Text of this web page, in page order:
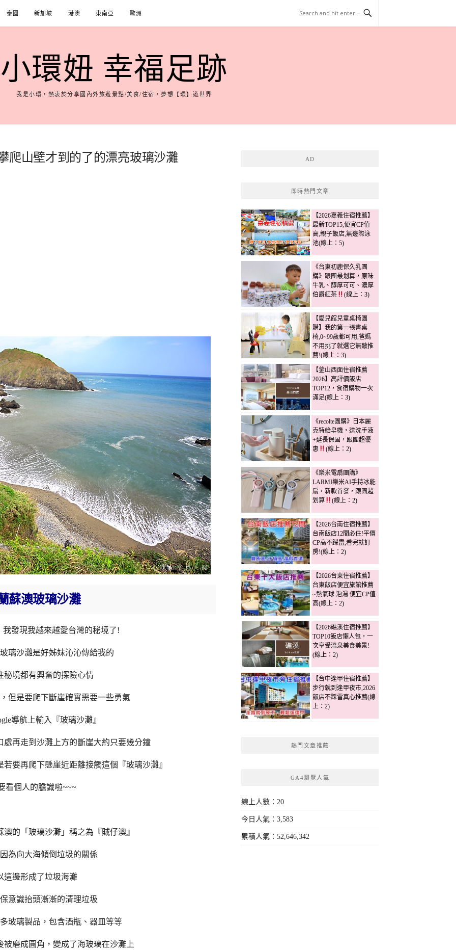
泰國 新加坡 港澳 東南亞 歐洲
小環妞 幸福足跡
我是小環，熱衷於分享國內外旅遊景點/美食/住宿，夢想【環】遊世界
爬山壁才到的了的漂亮玻璃沙灘
蘇澳玻璃沙灘
我發現我越來越愛台灣的秘境了!
璃沙灘是好姊妹沁沁傳給我的
秘境都有興奮的探險心情
但是要爬下斷崖確實需要一些勇氣
導航上輸入『玻璃沙灘』
處再走到沙灘上方的斷崖大約只要幾分鐘
要再爬下懸崖近距離接觸這個『玻璃沙灘』
看個人的膽識啦~~~
的「玻璃沙灘」稱之為『賊仔澳』
為向大海傾倒垃圾的關係
這邊形成了垃圾海灘
意識抬頭漸漸的清理垃圾
玻璃製品，包含酒瓶、器皿等等
被磨成圓角，變成了海玻璃在沙灘上
AD
即時熱門文章
【2026嘉義住宿推薦】
最新TOP15,便宜CP值
高,親子飯店,無邊際泳
池(線上：5)
《台東初鹿保久乳團
購》跟團最划算，原味
牛乳、醇厚可可、濃厚
伯爵紅茶
(線上：3)
【愛兒館兒童桌椅團
購】我的第一張書桌
椅,0~99歲都可用,爸媽
不用挑了就選它無敵推
薦!(線上：3)
【釜山西面住宿推薦
2026】高評價飯店
TOP12，食宿購物一次
滿足(線上：3)
《recolte團購》日本麗
克特給皂機，送洗手液
+延長保固，跟團超優
惠
(線上：2)
《樂米電扇團購》
LARMI樂米AI手持冰能
扇，新款首發，跟團超
划算
(線上：2)
【2026台南住宿推薦】
台南飯店12間必住!平價
CP高不踩雷,看完就訂
房!(線上：2)
【2026台東住宿推薦】
台東飯店便宜旅館推薦
~熱氣球.泡湯.便宜CP值
高(線上：2)
【2026礁溪住宿推薦】
TOP10飯店懶人包，一
次享受溫泉美食美景!
(線上：2)
【台中逢甲住宿推薦】
步行就到逢甲夜市,2026
飯店不踩雷真心推薦(線
上：2)
熱門文章推薦
GA4瀏覽人氣
線上人數：20
今日人氣：3,583
累積人氣：52,646,342